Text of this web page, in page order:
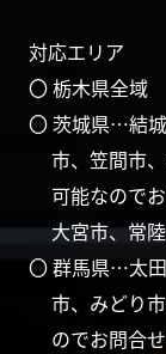
対応エリア
〇 栃木県全域
〇 茨城県…結
市、笠間市
可能なので
大宮市、常
〇 群馬県…太
市、みどり
のでお問合